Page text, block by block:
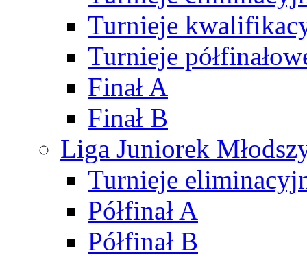
Turnieje
Turnieje
Finał A
Finał B
Liga Juniorek
Turnieje
Półfinał A
Półfinał B